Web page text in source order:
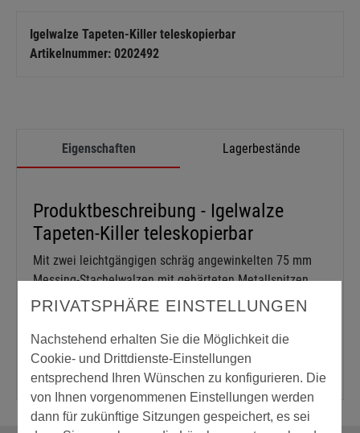
Igelwalze Tapeten-Killer teleskopierbar
Artikelnummer: 0202492
Eigenschaften Lagerbestände
Produktbeschreibung - Igelwalze
Tapeten-Killer teleskopierbar
Mit zwei leichtgängigen schräg angewinkelten 75 mm
Messing-Stachelwalzen mit gehärteten Metallspitzen.
Teleskop-Verlängerung Alu-Fiber- glas mit 2K-Griff von
PRIVATSPHÄRE EINSTELLUNGEN
Nachstehend erhalten Sie die Möglichkeit die
Cookie- und Drittdienste-Einstellungen
entsprechend Ihren Wünschen zu konfigurieren. Die
von Ihnen vorgenommenen Einstellungen werden
dann für zukünftige Sitzungen gespeichert, es sei